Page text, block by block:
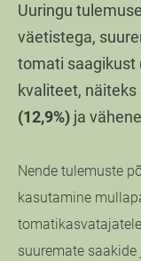
Uuringu
väetistega,
tomati saagikust
kvaliteet,
(12,9%) ja
Nende tulemuste
kasutamine
suuremate